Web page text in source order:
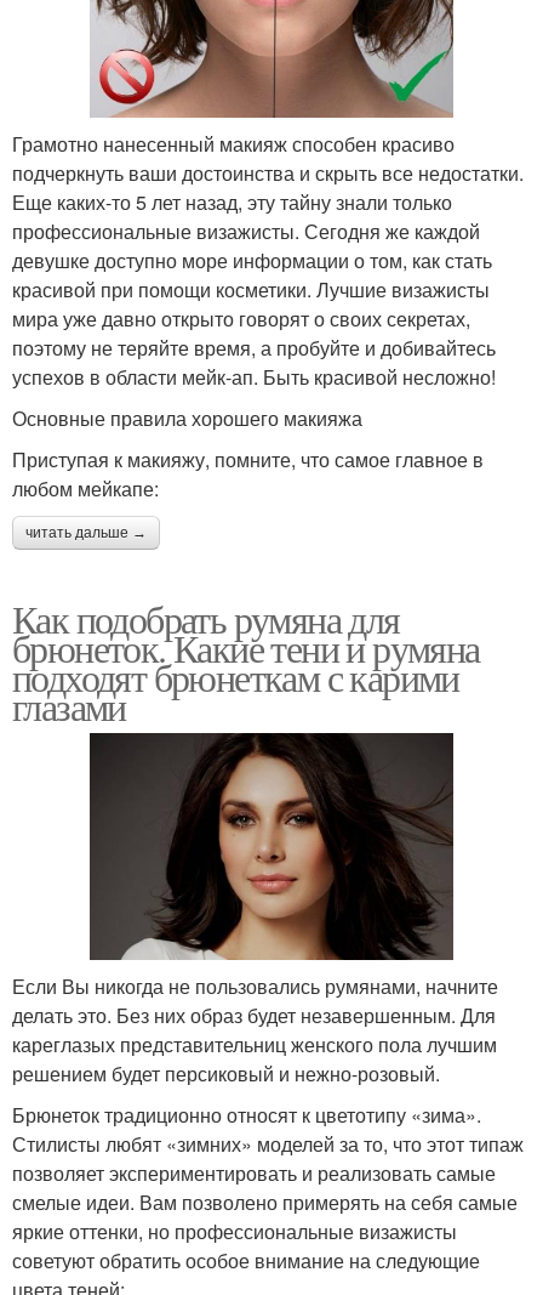
Грамотно нанесенный макияж способен красиво
подчеркнуть ваши достоинства и скрыть все недостатки.
Еще каких-то 5 лет назад, эту тайну знали только
профессиональные визажисты. Сегодня же каждой
девушке доступно море информации о том, как стать
красивой при помощи косметики. Лучшие визажисты
мира уже давно открыто говорят о своих секретах,
поэтому не теряйте время, а пробуйте и добивайтесь
успехов в области мейк-ап. Быть красивой несложно!
Основные правила хорошего макияжа
Приступая к макияжу, помните, что самое главное в
любом мейкапе:
читать дальше →
Как подобрать румяна для
брюнеток. Какие тени и румяна
подходят брюнеткам с карими
глазами
Если Вы никогда не пользовались румянами, начните
делать это. Без них образ будет незавершенным. Для
кареглазых представительниц женского пола лучшим
решением будет персиковый и нежно-розовый.
Брюнеток традиционно относят к цветотипу «зима».
Стилисты любят «зимних» моделей за то, что этот типаж
позволяет экспериментировать и реализовать самые
смелые идеи. Вам позволено примерять на себя самые
яркие оттенки, но профессиональные визажисты
советуют обратить особое внимание на следующие